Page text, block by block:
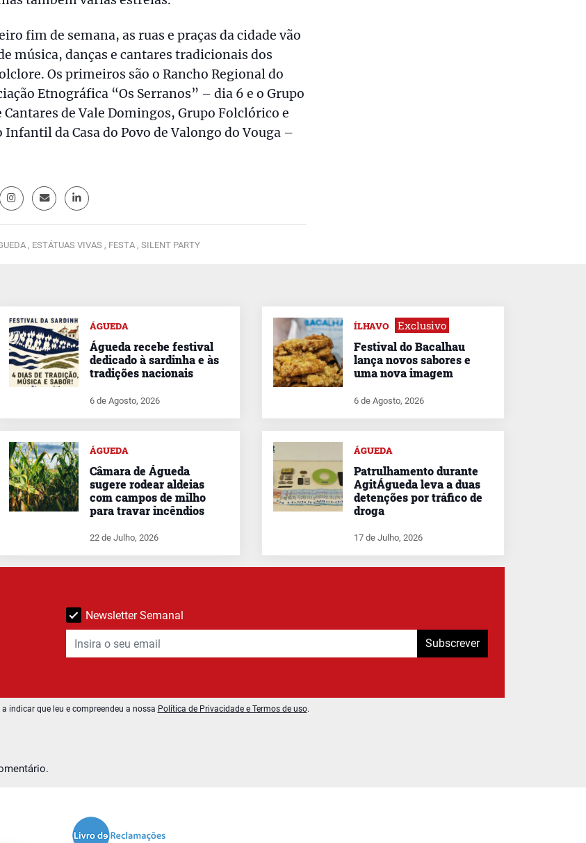
fim de semana, as ruas e praças da cidade vão
música, danças e cantares tradicionais dos
Os primeiros são o Rancho Regional do
Etnográfica “Os Serranos” – dia 6 e o Grupo
Cantares de Vale Domingos, Grupo Folclórico e
da Casa do Povo de Valongo do Vouga –
, ESTÁTUAS VIVAS , FESTA , SILENT PARTY
ÁGUEDA
Águeda recebe festival
dedicado à sardinha e às
tradições nacionais
6 de Agosto, 2026
ÍLHAVO Exclusivo
Festival do Bacalhau
lança novos sabores e
uma nova imagem
6 de Agosto, 2026
ÁGUEDA
Câmara de Águeda
sugere rodear aldeias
com campos de milho
para travar incêndios
22 de Julho, 2026
ÁGUEDA
Patrulhamento durante
AgitÁgueda leva a duas
detenções por tráfico de
droga
17 de Julho, 2026
Newsletter Semanal
Subscrever
indicar que leu e compreendeu a nossa Política de Privacidade e Termos de uso.